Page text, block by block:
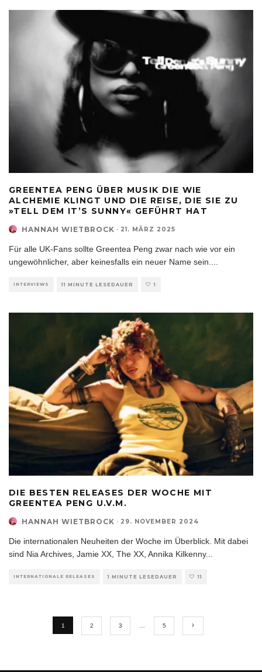
GREENTEA PENG ÜBER MUSIK DIE WIE
ALCHEMIE KLINGT UND DIE REISE, DIE SIE ZU
»TELL DEM IT’S SUNNY« GEFÜHRT HAT
HANNAH WIETBROCK · 21. MÄRZ 2025
Für alle UK-Fans sollte Greentea Peng zwar nach wie vor ein
ungewöhnlicher, aber keinesfalls ein neuer Name sein.
INTERVIEWS 11 MINUTE LESEDAUER 1
DIE BESTEN RELEASES DER WOCHE MIT
GREENTEA PENG U.V.M.
HANNAH WIETBROCK · 29. NOVEMBER 2024
Die internationalen Neuheiten der Woche im Überblick. Mit dabei
sind Nia Archives, Jamie XX, The XX, Annika Kilkenny...
INTERNATIONALE RELEASES 1 MINUTE LESEDAUER 11
1 2 3 5